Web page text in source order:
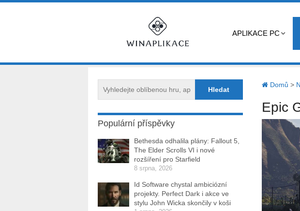
APLIKACE PC
Domů >
Epic
Populární příspěvky
Bethesda odhalila plány: Fallout 5,
The Elder Scrolls VI i nové
rozšíření pro Starfield
8 srpna, 2026
Id Software chystal ambiciózní
projekty. Perfect Dark i akce ve
stylu John Wicka skončily v koši